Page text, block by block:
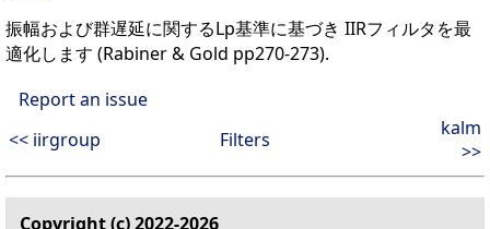
振幅および群遅延に関するLp基準に基づき IIRフィルタを最
適化します (Rabiner & Gold pp270-273).
Report an issue
<< iirgroup
Filters
kalm
>>
Copyright (c) 2022-2026